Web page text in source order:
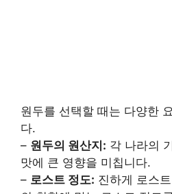
원두를 선택할 때는 다양한
다.
– 원두의 원산지: 각 나라의
맛에 큰 영향을 미칩니다.
– 로스트 정도: 진하게 로스